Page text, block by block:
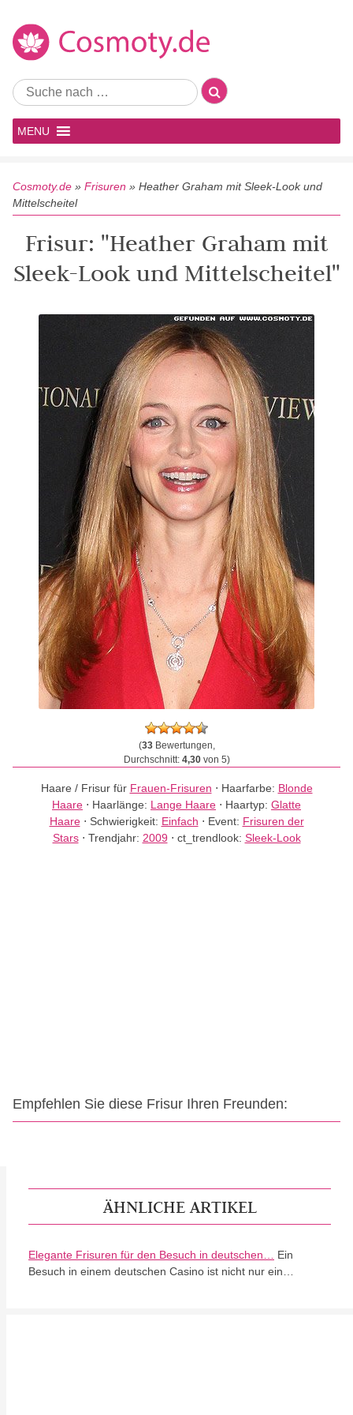
MENU
Cosmoty.de » Frisuren » Heather Graham mit Sleek-Look und
Mittelscheitel
Frisur: "Heather Graham mit
Sleek-Look und Mittelscheitel"
(33Bewertungen,
Durchschnitt: 4,30von 5)
Haare / Frisur für Frauen-Frisuren ⋅ Haarfarbe: Blonde
Haare ⋅ Haarlänge: Lange Haare ⋅ Haartyp: Glatte
Haare⋅ Schwierigkeit: Einfach ⋅ Event: Frisuren der
Stars⋅ Trendjahr: 2009 ⋅ ct_trendlook: Sleek-Look
Empfehlen Sie diese Frisur Ihren Freunden:
ÄHNLICHE ARTIKEL
Elegante Frisuren für den Besuch in deutschen…
Ein
Besuch in einem deutschen Casino ist nicht nur ein…